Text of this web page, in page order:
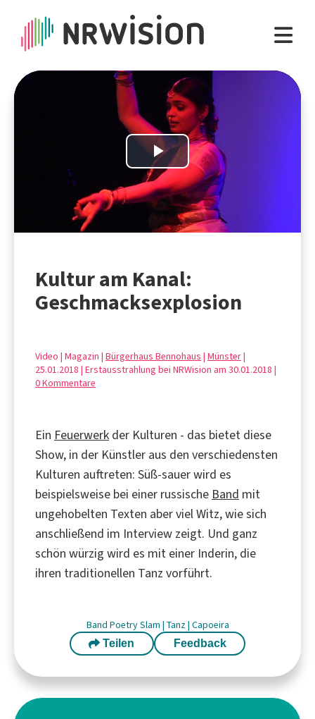
Play
Video
Kultur am Kanal:
Geschmacksexplosion
Video | Magazin | Bürgerhaus Bennohaus | Münster|
25.01.2018 | Erstausstrahlung bei NRWision am 30.01.2018 |
0 Kommentare
Ein Feuerwerk der Kulturen - das bietet diese
Show, in der Künstler aus den verschiedensten
Kulturen auftreten: Süß-sauer wird es
beispielsweise bei einer russische Band mit
ungehobelten Texten aber viel Witz, wie sich
anschließend im Interview zeigt. Und ganz
schön würzig wird es mit einer Inderin, die
ihren traditionellen Tanz vorführt.
Band Poetry Slam | Tanz| Capoeira
Teilen Feedback